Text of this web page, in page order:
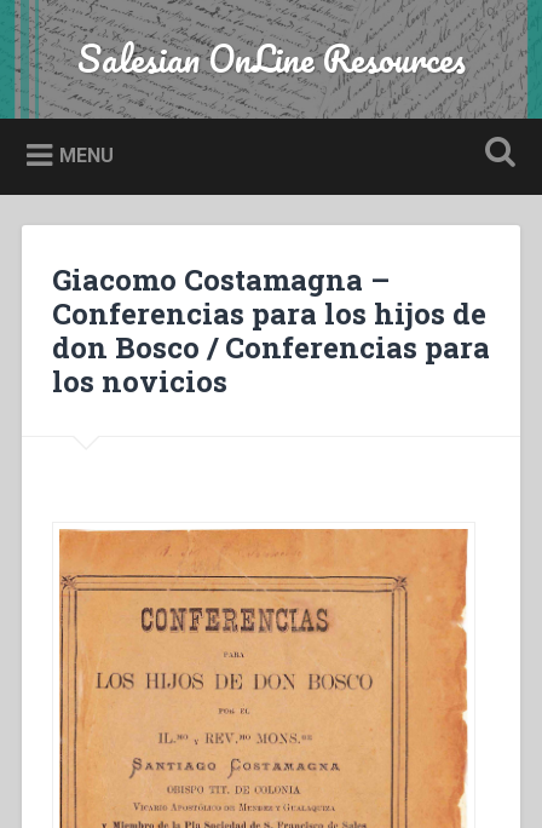
Skip
to
content
Search Salesian OnLine Resources
MENU
Giacomo Costamagna –
Conferencias para los hijos de
don Bosco / Conferencias para
los novicios